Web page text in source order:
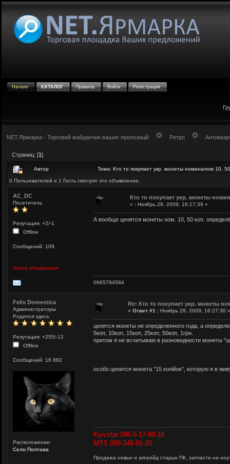
Начало КАТАЛОГ Правила Войти Регистрация
NET.Ярмарка - Торговий майданчик ваших пропозицій Ретро
Страниц: [1]
Автор Тема: Кто то покупает укр. монеты номиналом 10,
0 Пользователей и 1 Гость смотрят это объявление.
AC_DC
Посетитель
Репутация: +2/-1
Offline
Сообщений: 109
Автор объявления
Кто то покупает укр. монеты
« : Ноябрь 29, 2009, 16:17:39 »
А вообще ценятся монеты ном. 10, 50 коп.
0665794584
Felis Domestica
Администраторы
Родился здесь
Репутация: +255/-12
Offline
Сообщений: 16 882
Расположение:
Сєло Полтава
Re: Кто то покупает укр. монеты
« Ответ #1 : Ноябрь 29, 2009, 16:27:30 »
ценятся монеты не определенного года, а
5коп, 10коп, 15коп, 25коп, 50коп, 1грн.
притом я не всчитываю в разновидности монеты
особо ценится монета "15 копійок", которую я в
Kyivstar 096-5-17-99-18
MTS 099-346-91-20
Продажа новых и апгрейд старых ПК, запчасти на